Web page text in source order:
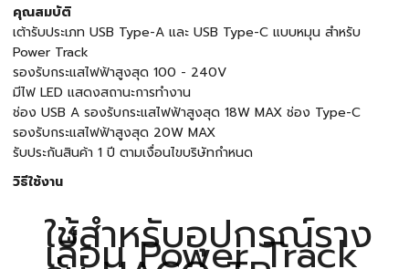
คุณสมบัติ
เต้ารับประเภท USB Type-A และ USB Type-C แบบหมุน สำหรับ
Power Track
รองรับกระแสไฟฟ้าสูงสุด 100 - 240V
มีไฟ LED แสดงสถานะการทำงาน
ช่อง USB A รองรับกระแสไฟฟ้าสูงสุด 18W MAX ช่อง Type-C
รองรับกระแสไฟฟ้าสูงสุด 20W MAX
รับประกันสินค้า 1 ปี ตามเงื่อนไขบริษัทกำหนด
วิธีใช้งาน
ใช้สำหรับอุปกรณ์ราง
เลื่อน Power Track